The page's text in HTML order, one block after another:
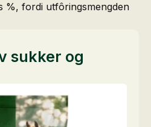
%, fordi utfôringsmengden
sukker og